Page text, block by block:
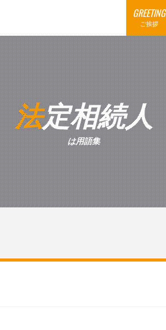
GREETING
ご挨拶
法定相続人
は用語集